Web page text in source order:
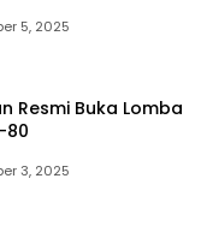
5, 2025
Resmi Buka Lomba
80
3, 2025